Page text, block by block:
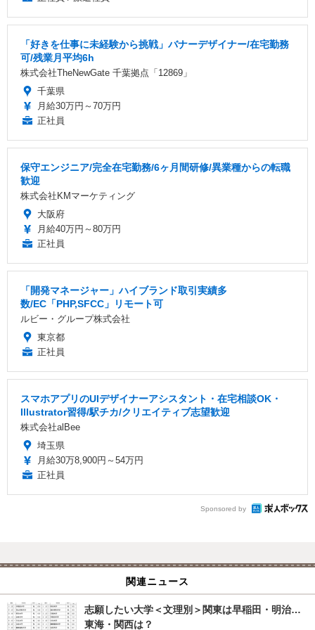
「好きを仕事に未経験から挑戦」バナーデザイナー/在宅勤務
可/残業月平均6h
株式会社TheNewGate 千葉拠点「12869」
千葉県
月給30万円～70万円
正社員
保守エンジニア/完全在宅勤務/6ヶ月間研修/異業種からの転職
歓迎
株式会社KMマーケティング
大阪府
月給40万円～80万円
正社員
「開発マネージャー」ハイブランド取引実績多
数/EC「PHP,SFCC」リモート可
ルビー・グループ株式会社
東京都
正社員
スマホアプリのUIデザイナーアシスタント・在宅相談OK・
Illustrator習得/駅チカ/クリエイティブ志望歓迎
株式会社alBee
埼玉県
月給30万8,900円～54万円
正社員
Sponsored by
関連ニュース
志願したい大学＜文理別＞関東は早稲田・明治…
東海・関西は？